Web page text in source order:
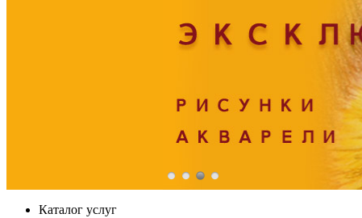
Каталог услуг